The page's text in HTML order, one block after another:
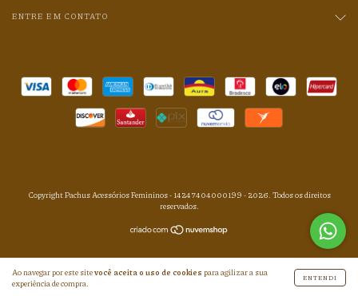
Ao navegar por este sitevocê aceita o uso de cookies para agilizar a sua
experiência de compra.
ENTENDI
ENTRE EM CONTATO
Copyright Pachus Acessórios Femininos - 14247404000199 - 2026. Todos os direitos
reservados.